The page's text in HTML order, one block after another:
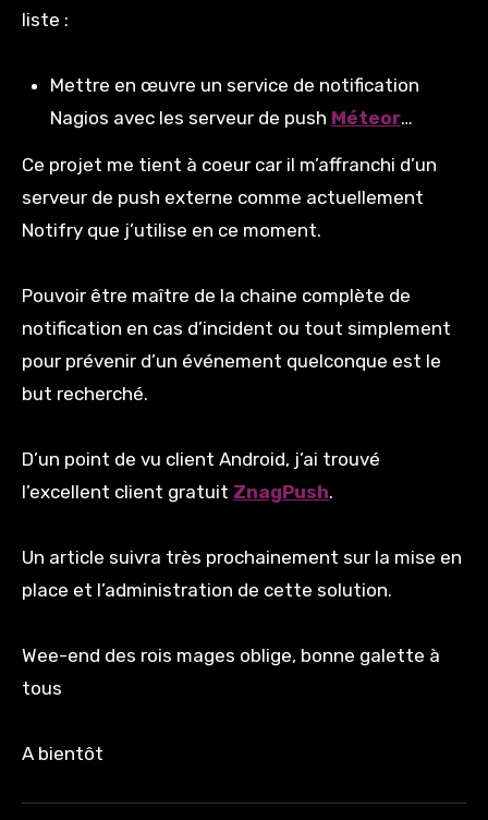
liste :
Mettre en œuvre un service de notification
Nagios avec les serveur de push Méteor…
Ce projet me tient à coeur car il m’affranchi d’un
serveur de push externe comme actuellement
Notifry que j’utilise en ce moment.
Pouvoir être maître de la chaine complète de
notification en cas d’incident ou tout simplement
pour prévenir d’un événement quelconque est le
but recherché.
D’un point de vu client Android, j’ai trouvé
l’excellent client gratuit ZnagPush.
Un article suivra très prochainement sur la mise en
place et l’administration de cette solution.
Wee-end des rois mages oblige, bonne galette à
tous
A bientôt